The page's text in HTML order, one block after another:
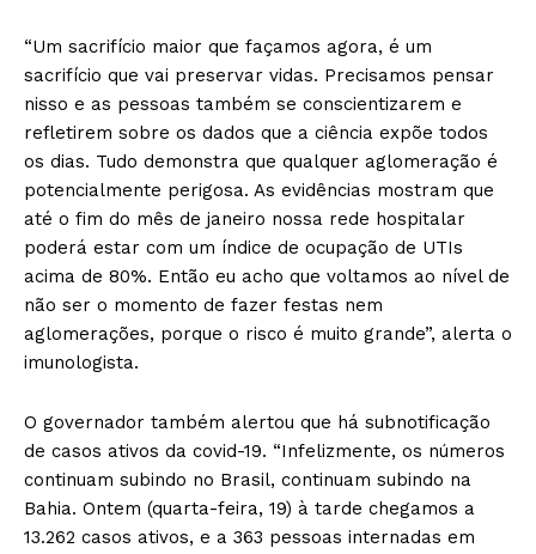
“Um sacrifício maior que façamos agora, é um
sacrifício que vai preservar vidas. Precisamos pensar
nisso e as pessoas também se conscientizarem e
refletirem sobre os dados que a ciência expõe todos
os dias. Tudo demonstra que qualquer aglomeração é
potencialmente perigosa. As evidências mostram que
até o fim do mês de janeiro nossa rede hospitalar
poderá estar com um índice de ocupação de UTIs
acima de 80%. Então eu acho que voltamos ao nível de
não ser o momento de fazer festas nem
aglomerações, porque o risco é muito grande”, alerta o
imunologista.
O governador também alertou que há subnotificação
de casos ativos da covid-19. “Infelizmente, os números
continuam subindo no Brasil, continuam subindo na
Bahia. Ontem (quarta-feira, 19) à tarde chegamos a
13.262 casos ativos, e a 363 pessoas internadas em